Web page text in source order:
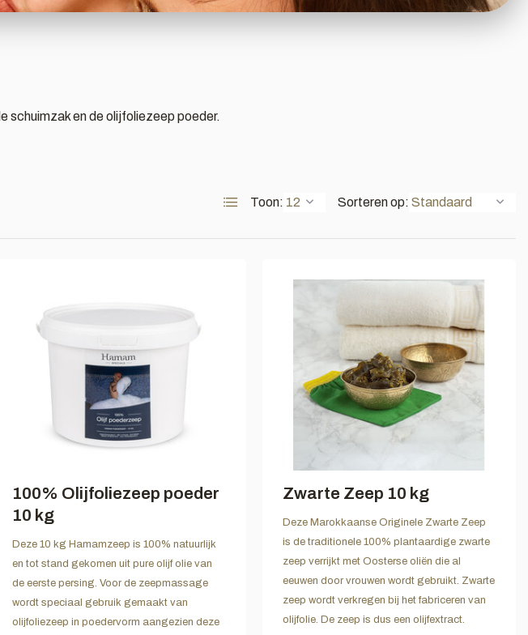
schuimzak en de olijfoliezeep poeder.
Toon: Sorteren op:
100% Olijfoliezeep poeder
10 kg
Deze 10 kg Hamamzeep is 100% natuurlijk
en tot stand gekomen uit pure olijf olie van
de eerste persing. Voor de zeepmassage
wordt speciaal gebruik gemaakt van
olijfoliezeep in poedervorm aangezien deze
Zwarte Zeep 10 kg
Deze Marokkaanse Originele Zwarte Zeep
is de traditionele 100% plantaardige zwarte
zeep verrijkt met Oosterse oliën die al
eeuwen door vrouwen wordt gebruikt. Zwarte
zeep wordt verkregen bij het fabriceren van
olijfolie. De zeep is dus een olijfextract.